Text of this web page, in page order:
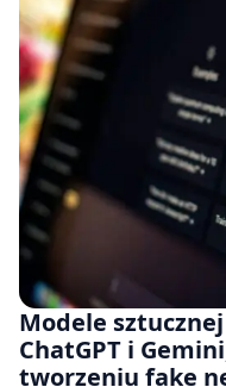
Modele
ChatGPT i
tworzeniu fake